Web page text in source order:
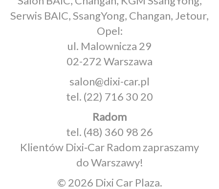
Serwis BAIC, SsangYong, Changan, Jetour,
Opel:
ul. Malownicza 29
02-272 Warszawa
salon@dixi-car.pl
tel. (22) 716 30 20
Radom
tel. (48) 360 98 26
Klientów Dixi‑Car Radom zapraszamy
do Warszawy!
© 2026 Dixi Car Plaza.